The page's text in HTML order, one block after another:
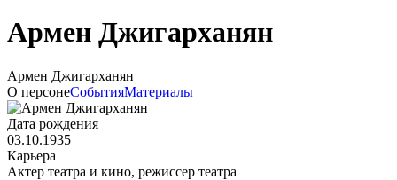
Армен Джигарханян
Армен Джигарханян
О персонеСобытияМатериалы
Дата рождения
03.10.1935
Карьера
Актер театра и кино, режиссер театра